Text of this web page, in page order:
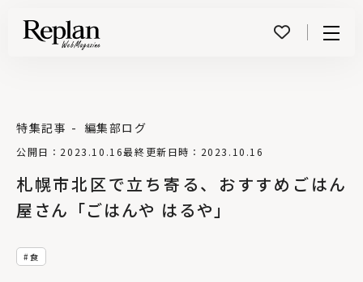
札幌市北区で立ち寄る、おすすめごはん
屋さん「ごはんや はるや」
公開日：2023.10.16最終更新日時：2023.10.16
特集記事 編集部ログ
食